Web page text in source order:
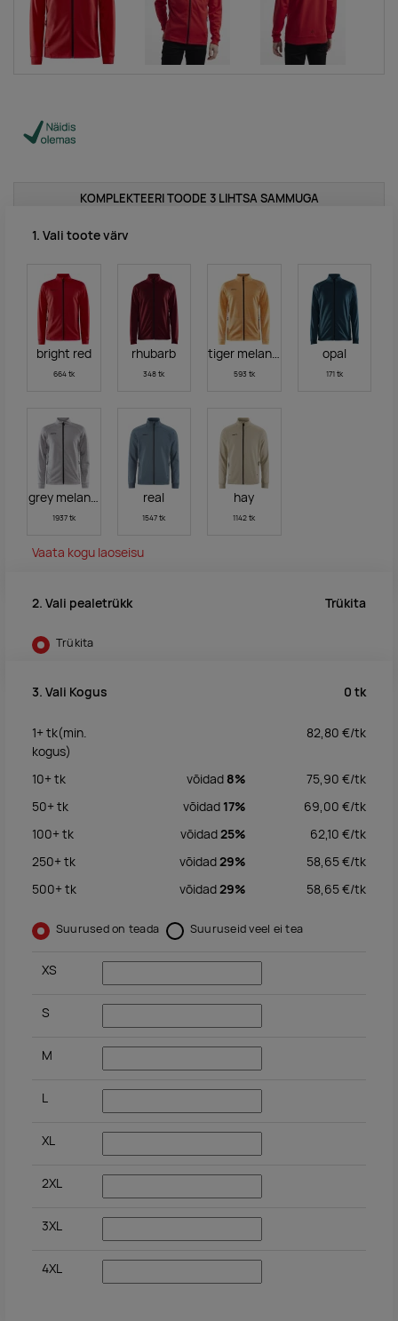
KOMPLEKTEERI TOODE 3 LIHTSA SAMMUGA
1. Vali toote värv
bright red
664 tk
rhubarb
348 tk
tiger melange
593 tk
opal
171 tk
grey melange
1937 tk
real
1547 tk
hay
1142 tk
Vaata kogu laoseisu
2. Vali pealetrükk Trükita
Trükita
3. Vali Kogus 0 tk
1+tk(min.
kogus)
82,80 €/tk
10+tk võidad 8% 75,90 €/tk
50+tk võidad 17% 69,00 €/tk
100+tk võidad25% 62,10 €/tk
250+tk võidad29% 58,65€/tk
500+tk võidad29% 58,65€/tk
Suurused on teada Suuruseid veel ei tea
XS
S
M
L
XL
2XL
3XL
4XL